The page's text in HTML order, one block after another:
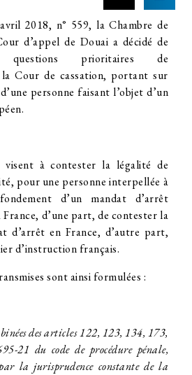
2018, n° 559, la Chambre de
d’appel de Douai a décidé de
questions prioritaires de
Cour de cassation, portant sur
personne faisant l’objet d’un
visent à contester la légalité de
pour une personne interpellée à
d’un mandat d’arrêt
d’une part, de contester la
d’arrêt en France, d’autre part,
d’instruction français.
sont ainsi formulées :
des articles 122, 123, 134, 173,
21 du code de procédure pénale,
la jurisprudence constante de la